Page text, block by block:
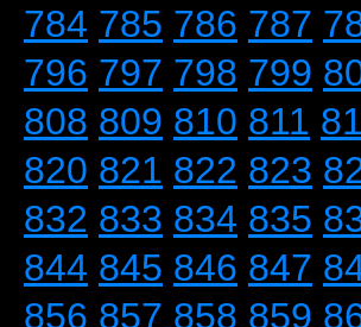
784 785 786 787
796 797 798 799
808 809 810 811
820 821 822 823
832 833 834 835
844 845 846 847
856 857 858 859